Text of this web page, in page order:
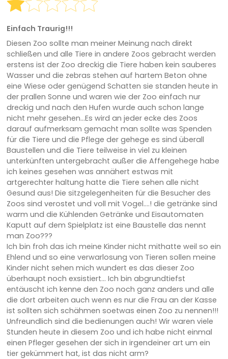
Einfach Traurig!!!
Diesen Zoo sollte man meiner Meinung nach direkt
schließen und alle Tiere in andere Zoos gebracht werden
erstens ist der Zoo dreckig die Tiere haben kein sauberes
Wasser und die zebras stehen auf hartem Beton ohne
eine Wiese oder genügend Schatten sie standen heute in
der prallen Sonne und waren wie der Zoo einfach nur
dreckig und nach den Hufen wurde auch schon lange
nicht mehr gesehen...Es wird an jeder ecke des Zoos
darauf aufmerksam gemacht man sollte was Spenden
für die Tiere und die Pflege der gehege es sind überall
Baustellen und die Tiere teilweise in viel zu kleinen
unterkünften untergebracht außer die Affengehege habe
ich keines gesehen was annähert estwas mit
artgerechter haltung hatte die Tiere sehen alle nicht
Gesund aus! Die sitzgelegenheiten für die Besucher des
Zoos sind verostet und voll mit Vogel....! die getränke sind
warm und die Kühlenden Getränke und Eisautomaten
Kaputt auf dem Spielplatz ist eine Baustelle das nennt
man Zoo???
Ich bin froh das ich meine Kinder nicht mithatte weil so ein
Ehlend und so eine verwarlosung von Tieren sollen meine
Kinder nicht sehen mich wundert es das dieser Zoo
überhaupt noch exsistiert... Ich bin abgrundtiefst
entäuscht ich kenne den Zoo noch ganz anders und alle
die dort arbeiten auch wenn es nur die Frau an der Kasse
ist sollten sich schähmen soetwas einen Zoo zu nennen!!!
Unfreundlich sind die bedienungen auch! Wir waren viele
Stunden heute in diesem Zoo und ich habe nicht einmal
einen Pfleger gesehen der sich in irgendeiner art um ein
tier gekümmert hat, ist das nicht arm?